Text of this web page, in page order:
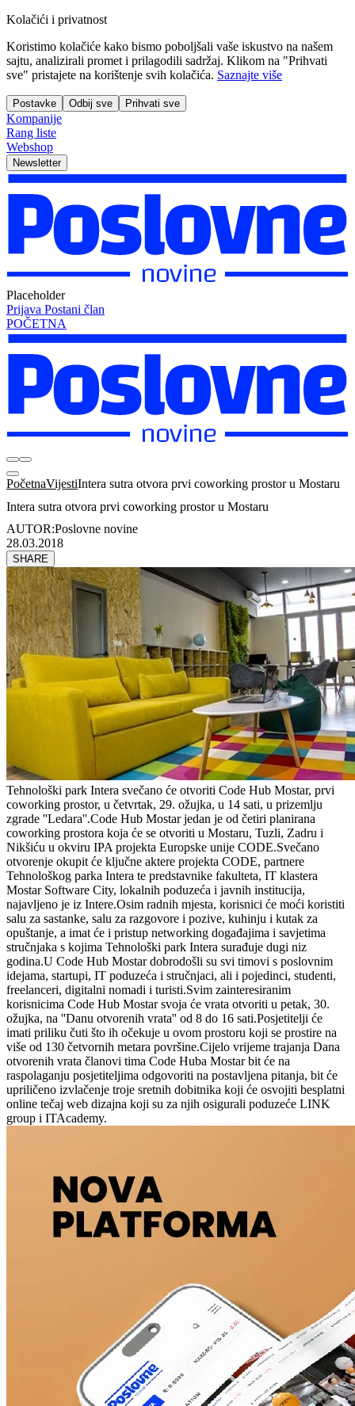
Kolačići i privatnost
Koristimo kolačiće kako bismo poboljšali vaše iskustvo na našem
sajtu, analizirali promet i prilagodili sadržaj. Klikom na "Prihvati
sve" pristajete na korištenje svih kolačića. Saznajte više
Postavke Odbij sve Prihvati sve
Kompanije
Rang liste
Webshop
Newsletter
Placeholder
Prijava Postani član
POČETNA
PočetnaVijestiIntera sutra otvora prvi coworking prostor u Mostaru
Intera sutra otvora prvi coworking prostor u Mostaru
AUTOR:Poslovne novine
28.03.2018
SHARE
Tehnološki park Intera svečano će otvoriti Code Hub Mostar, prvi
coworking prostor, u četvrtak, 29. ožujka, u 14 sati, u prizemlju
zgrade ''Ledara''.Code Hub Mostar jedan je od četiri planirana
coworking prostora koja će se otvoriti u Mostaru, Tuzli, Zadru i
Nikšiću u okviru IPA projekta Europske unije CODE.Svečano
otvorenje okupit će ključne aktere projekta CODE, partnere
Tehnološkog parka Intera te predstavnike fakulteta, IT klastera
Mostar Software City, lokalnih poduzeća i javnih institucija,
najavljeno je iz Intere.Osim radnih mjesta, korisnici će moći koristiti
salu za sastanke, salu za razgovore i pozive, kuhinju i kutak za
opuštanje, a imat će i pristup networking događajima i savjetima
stručnjaka s kojima Tehnološki park Intera surađuje dugi niz
godina.U Code Hub Mostar dobrodošli su svi timovi s poslovnim
idejama, startupi, IT poduzeća i stručnjaci, ali i pojedinci, studenti,
freelanceri, digitalni nomadi i turisti.Svim zainteresiranim
korisnicima Code Hub Mostar svoja će vrata otvoriti u petak, 30.
ožujka, na ''Danu otvorenih vrata'' od 8 do 16 sati.Posjetitelji će
imati priliku čuti što ih očekuje u ovom prostoru koji se prostire na
više od 130 četvornih metara površine.Cijelo vrijeme trajanja Dana
otvorenih vrata članovi tima Code Huba Mostar bit će na
raspolaganju posjetiteljima odgovoriti na postavljena pitanja, bit će
upriličeno izvlačenje troje sretnih dobitnika koji će osvojiti besplatni
online tečaj web dizajna koji su za njih osigurali poduzeće LINK
group i ITAcademy.